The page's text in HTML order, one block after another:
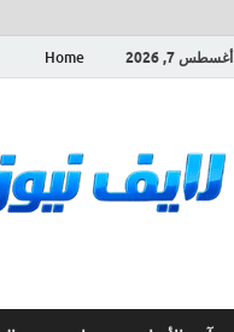
أغسطس 7, 2026 Home